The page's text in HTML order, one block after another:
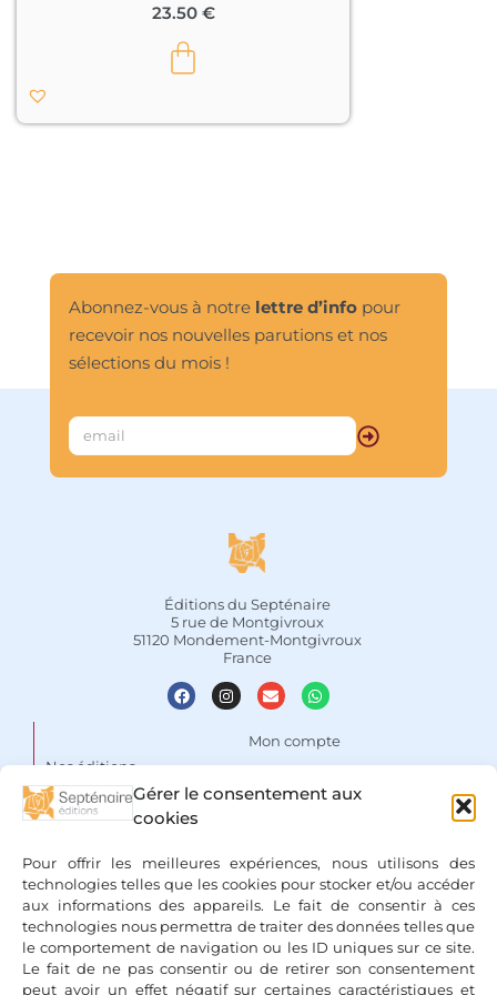
Gérer le consentement aux
cookies
Pour offrir les meilleures expériences, nous utilisons des
technologies telles que les cookies pour stocker et/ou accéder
aux informations des appareils. Le fait de consentir à ces
technologies nous permettra de traiter des données telles que
le comportement de navigation ou les ID uniques sur ce site.
Le fait de ne pas consentir ou de retirer son consentement
peut avoir un effet négatif sur certaines caractéristiques et
suprasensible. » –23.50 €
Abonnez-vous à notre lettre d’infopour
recevoir nos nouvelles parutions et nos
sélections du mois !
Éditions du Septénaire
5 rue de Montgivroux
51120 Mondement-Montgivroux
France
Nos éditions
Auteurs
Espace libraires
Nous contacter
Mon compte
Conditions Générales de
Vente
Mentions légales & Politique
de confidentialité